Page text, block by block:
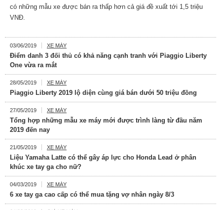
có những mẫu xe được bán ra thấp hơn cả giá đề xuất tới 1,5 triệu
VNĐ.
03/06/2019 XE MÁY
Điểm danh 3 đối thủ có khả năng cạnh tranh với Piaggio Liberty
One vừa ra mắt
28/05/2019 XE MÁY
Piaggio Liberty 2019 lộ diện cùng giá bán dưới 50 triệu đồng
27/05/2019 XE MÁY
Tổng hợp những mẫu xe máy mới được trình làng từ đầu năm
2019 đến nay
21/05/2019 XE MÁY
Liệu Yamaha Latte có thể gây áp lực cho Honda Lead ở phân
khúc xe tay ga cho nữ?
04/03/2019 XE MÁY
6 xe tay ga cao cấp có thể mua tặng vợ nhân ngày 8/3